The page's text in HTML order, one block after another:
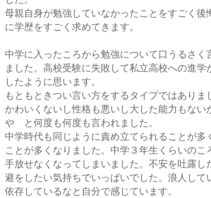
母親自身が勉強していなかったことをすごく後
に学歴をすごく求めてきます。
中学に入ったころから勉強について口うるさく
ました。高校受験に失敗して私立高校への進学
したように思います。
もともときつい言い方をするタイプではありま
かわいくないし性格も悪いし大した能力もない
や と何度も何度も言われました。
中学時代も同じように責め立てられることが多
ことが多くなりました。中学３年生くらいのこ
手放せなくなってしまいました。不安を吐露し
避をしたい気持ちでいっぱいでした。浪人して
依存しているなと自分で感じています。